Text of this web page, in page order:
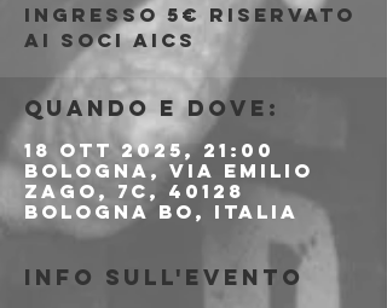
Ingresso 5€ riservato
ai soci AICS
Quando e dove:
18 ott 2025, 21:00
Bologna, Via Emilio
Zago, 7c, 40128
Bologna BO, Italia
Info sull'evento